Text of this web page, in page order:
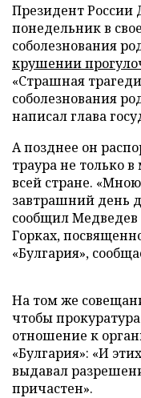
Президент
понедельник в
соболезнования
крушении
«Страшная
соболезнования
написал глава
А позднее он
траура не только
всей стране.
завтрашний день
сообщил
Горках,
«Булгария»,
На том же
чтобы
отношение к
«Булгария»: «И
выдавал
причастен».